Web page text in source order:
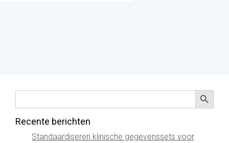
Zoek
Recente berichten
Standaardiseren klinische gegevenssets voor